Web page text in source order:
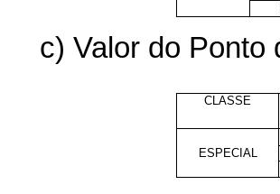
c) Valor do Ponto
CLASSE
ESPECIAL